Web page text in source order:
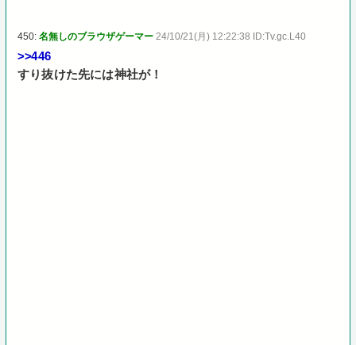
450:名無しのブラウザゲーマー 24/10/21(月) 12:22:38 ID:Tv.gc.L40
>>446
すり抜けた先には神社が！